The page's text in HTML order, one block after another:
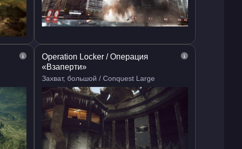
Operation Locker / Операция
«Взаперти»
Захват, большой / Conquest Large